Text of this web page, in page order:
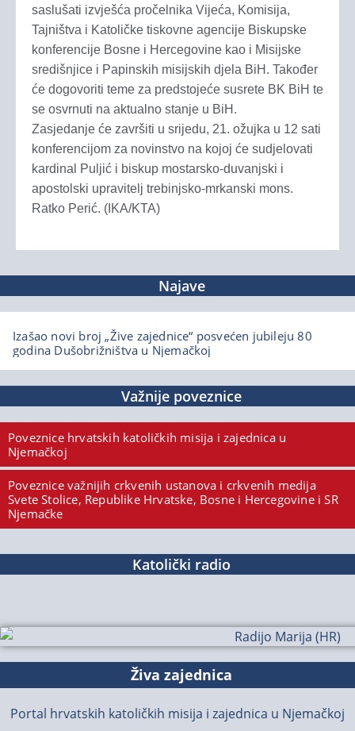
saslušati izvješća pročelnika Vijeća, Komisija,
Tajništva i Katoličke tiskovne agencije Biskupske
konferencije Bosne i Hercegovine kao i Misijske
središnjice i Papinskih misijskih djela BiH. Također
će dogovoriti teme za predstojeće susrete BK BiH te
se osvrnuti na aktualno stanje u BiH.
Zasjedanje će završiti u srijedu, 21. ožujka u 12 sati
konferencijom za novinstvo na kojoj će sudjelovati
kardinal Puljić i biskup mostarsko-duvanjski i
apostolski upravitelj trebinjsko-mrkanski mons.
Ratko Perić. (IKA/KTA)
Najave
Izašao novi broj „Žive zajednice“ posvećen jubileju 80
godina Dušobrižništva u Njemačkoj
Važnije poveznice
Poveznice hrvatskih katoličkih misija i zajednica u
Njemačkoj
Poveznice važnijih crkvenih ustanova i crkvenih medija
Svete Stolice, Republike Hrvatske, Bosne i Hercegovine i SR
Njemačke
Katolički radio
Živa zajednica
Portal hrvatskih katoličkih misija i zajednica u Njemačkoj